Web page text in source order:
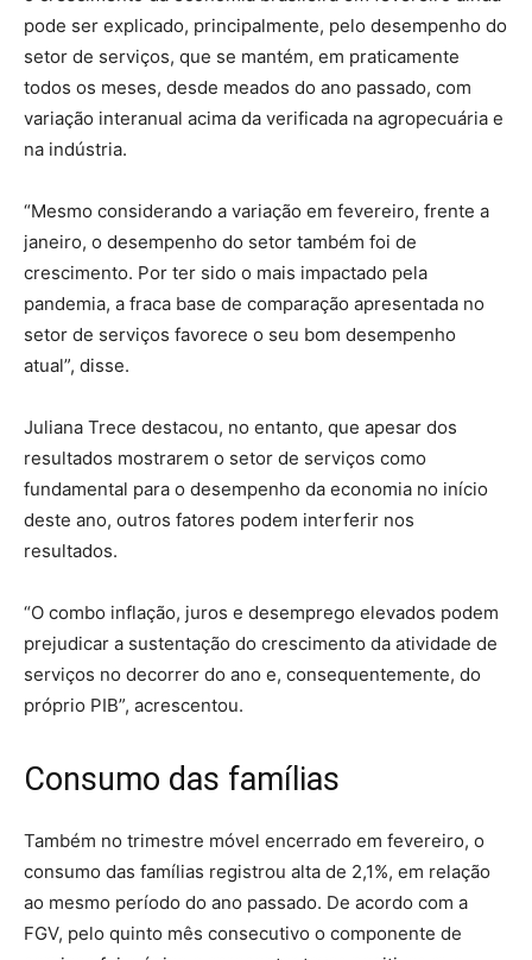
pode ser explicado, principalmente, pelo desempenho do
setor de serviços, que se mantém, em praticamente
todos os meses, desde meados do ano passado, com
variação interanual acima da verificada na agropecuária e
na indústria.
“Mesmo considerando a variação em fevereiro, frente a
janeiro, o desempenho do setor também foi de
crescimento. Por ter sido o mais impactado pela
pandemia, a fraca base de comparação apresentada no
setor de serviços favorece o seu bom desempenho
atual”, disse.
Juliana Trece destacou, no entanto, que apesar dos
resultados mostrarem o setor de serviços como
fundamental para o desempenho da economia no início
deste ano, outros fatores podem interferir nos
resultados.
“O combo inflação, juros e desemprego elevados podem
prejudicar a sustentação do crescimento da atividade de
serviços no decorrer do ano e, consequentemente, do
próprio PIB”, acrescentou.
Consumo das famílias
Também no trimestre móvel encerrado em fevereiro, o
consumo das famílias registrou alta de 2,1%, em relação
ao mesmo período do ano passado. De acordo com a
FGV, pelo quinto mês consecutivo o componente de